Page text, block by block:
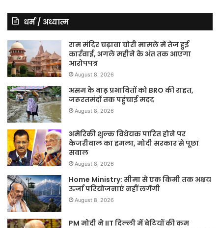
धर्म / अध्यात्म
राम मंदिर चढ़ावा चोरी मामले में तेज हुई
कार्रवाई, अगले महीने के अंत तक आएगा
आरोपपत्र
August 8, 2026
असम के बाढ़ प्रभावितों को BRO की राहत,
जरूरतमंदों तक पहुंचाई मदद
August 8, 2026
अमेरिकी शुल्क विधेयक पारित होने पर
केजरीवाल का हमला, मोदी सरकार से पूछा
सवाल
August 8, 2026
Home Ministry: सीमा से एक किमी तक अक्षय
ऊर्जा परियोजनाएं नहीं लगेंगी
August 8, 2026
PM मोदी ने IIT दिल्ली में बेटियों की कम